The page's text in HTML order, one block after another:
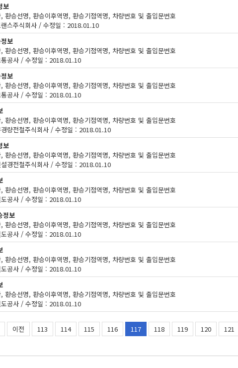
보
환승선명, 환승이후역명, 환승기점역명, 차량번호 및 출입문번호
스주식회사 / 수정일 : 2018.01.10
보
환승선명, 환승이후역명, 환승기점역명, 차량번호 및 출입문번호
공사 / 수정일 : 2018.01.10
보
환승선명, 환승이후역명, 환승기점역명, 차량번호 및 출입문번호
공사 / 수정일 : 2018.01.10
환승선명, 환승이후역명, 환승기점역명, 차량번호 및 출입문번호
량전철주식회사 / 수정일 : 2018.01.10
보
환승선명, 환승이후역명, 환승기점역명, 차량번호 및 출입문번호
경전철주식회사 / 수정일 : 2018.01.10
환승선명, 환승이후역명, 환승기점역명, 차량번호 및 출입문번호
공사 / 수정일 : 2018.01.10
정보
환승선명, 환승이후역명, 환승기점역명, 차량번호 및 출입문번호
공사 / 수정일 : 2018.01.10
환승선명, 환승이후역명, 환승기점역명, 차량번호 및 출입문번호
공사 / 수정일 : 2018.01.10
환승선명, 환승이후역명, 환승기점역명, 차량번호 및 출입문번호
공사 / 수정일 : 2018.01.10
이전 113 114 115 116 117 118 119 120 121